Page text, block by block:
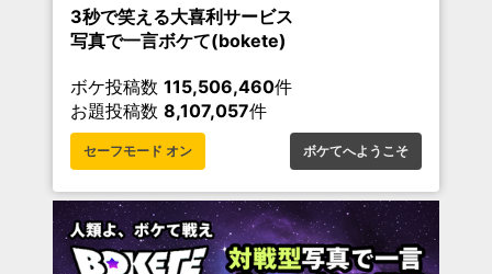
3秒で笑える大喜利サービス
写真で一言ボケて(bokete)
ボケ投稿数 115,506,460件
お題投稿数 8,107,057件
セーフモード オン ボケてへようこそ